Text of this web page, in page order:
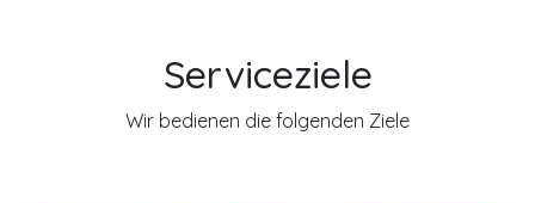
Serviceziele
Wir bedienen die folgenden Ziele